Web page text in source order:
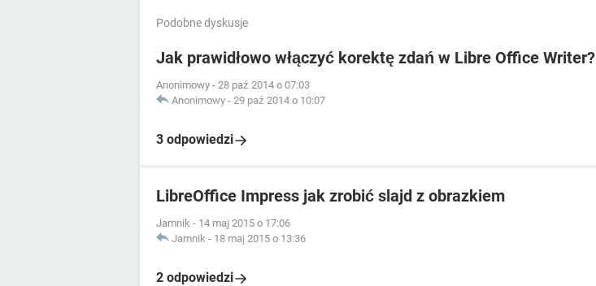
Podobne dyskusje
Jak prawidłowo włączyć korektę zdań w Libre Office Writer?
Anonimowy - 28 paź 2014 o 07:03
Anonimowy - 29 paź 2014 o 10:07
3 odpowiedzi
LibreOffice Impress jak zrobić slajd z obrazkiem
Jamnik - 14 maj 2015 o 17:06
Jamnik - 18 maj 2015 o 13:36
2 odpowiedzi